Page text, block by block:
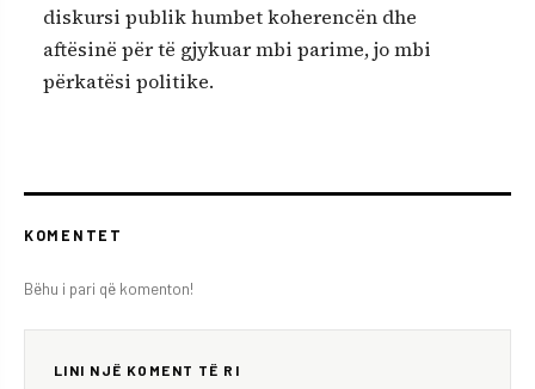
diskursi publik humbet koherencën dhe
aftësinë për të gjykuar mbi parime, jo mbi
përkatësi politike.
KOMENTET
Bëhu i pari që komenton!
LINI NJË KOMENT TË RI